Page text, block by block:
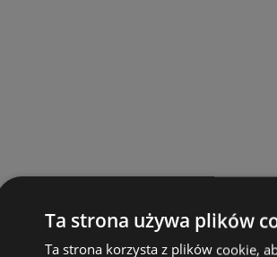
Ta strona używa plików
Ta strona korzysta z plików cookie,